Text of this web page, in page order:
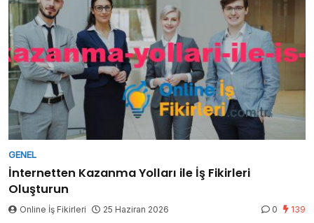
GENEL
İnternetten Kazanma Yolları ile İş Fikirleri
Oluşturun
Online İş Fikirleri 25 Haziran 2026 0 139